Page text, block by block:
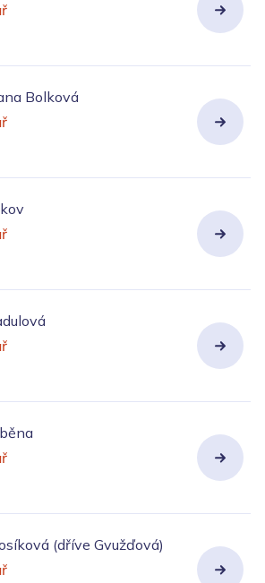
Bolková
(dříve Gvužďová)